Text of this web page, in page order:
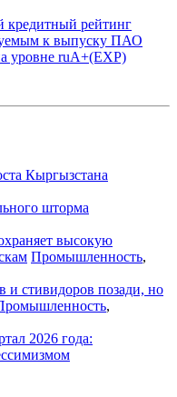
кредитный рейтинг
к выпуску ПАО
ruA+(EXP)
Кыргызстана
шторма
высокую
Промышленность,
и стивидоров позади, но
,
2026 года: